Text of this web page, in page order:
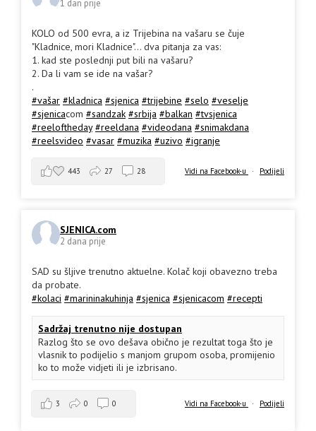
1 dan prije
KOLO od 500 evra, a iz Trijebina na vašaru se čuje
"Kladnice, mori Kladnice"... dva pitanja za vas:
1. kad ste poslednji put bili na vašaru?
2. Da li vam se ide na vašar?
.
#vašar #kladnica #sjenica #trijebine #selo #veselje
#sjenicacom #sandzak #srbija #balkan #tvsjenica
#reeloftheday #reeldana #videodana #snimakdana
#reelsvideo #vasar #muzika #uzivo #igranje
Vidi na Facebook-u · Podijeli
443 27 28
SJENICA.com
2 dana prije
SAD su šljive trenutno aktuelne. Kolač koji obavezno treba
da probate.
#kolaci #marininakuhinja #sjenica #sjenicacom #recepti
Sadržaj trenutno nije dostupan
Razlog što se ovo dešava obično je rezultat toga što je
vlasnik to podijelio s manjom grupom osoba, promijenio
ko to može vidjeti ili je izbrisano.
Vidi na Facebook-u · Podijeli
3 0 0